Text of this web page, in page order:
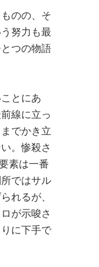
のの、そ
努力も最
つの物語
とにあ
線に立っ
でかき立
。惨殺さ
素は一番
ではサル
れるが、
が示唆さ
に下手で